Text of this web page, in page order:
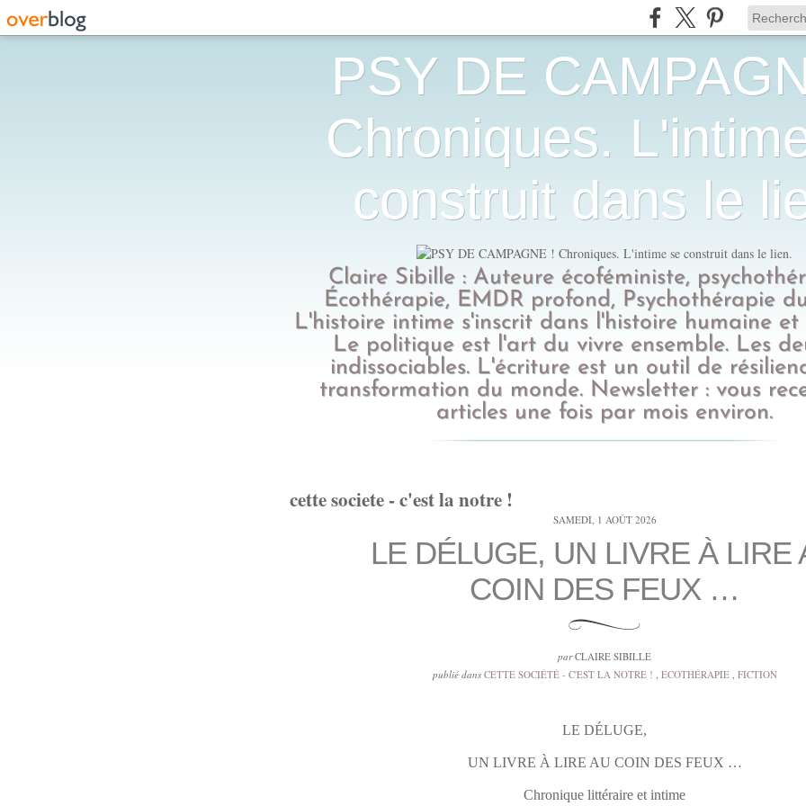
PSY DE
Chroniques.
construit dans le
Claire Sibille : Auteure écoféministe,
Écothérapie, EMDR profond, Psychothérapie
L'histoire intime s'inscrit dans l'histoire humaine et
Le politique est l'art du vivre ensemble. Les
indissociables. L'écriture est un outil de
transformation du monde. Newsletter : vous
articles une fois par mois environ.
cette societe - c'est la notre !
SAMEDI, 1 AOÛT 2026
LE DÉLUGE, UN LIVRE À LIRE
COIN DES FEUX …
parCLAIRE SIBILLE
publié dans CETTE SOCIÉTÉ - C'EST LA NOTRE ! , ECOTHÉRAPIE, FICTION
LE DÉLUGE,
UN LIVRE À LIRE AU COIN DES FEUX …
Chronique littéraire et intime